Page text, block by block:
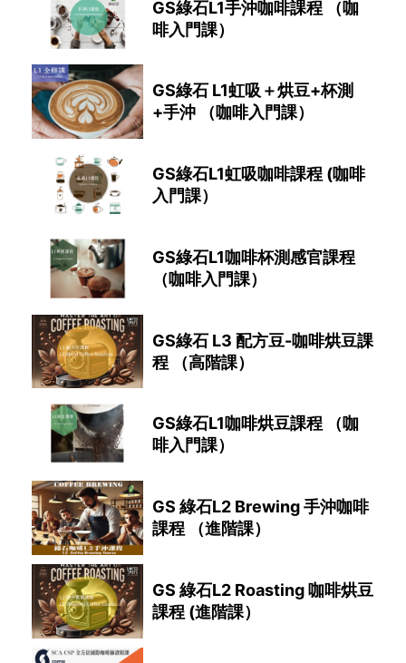
GS綠石L1手沖咖啡課程 （咖
啡入門課）
GS綠石 L1虹吸＋烘豆+杯測
+手沖 （咖啡入門課）
GS綠石L1虹吸咖啡課程 (咖啡
入門課）
GS綠石L1咖啡杯測感官課程
（咖啡入門課）
GS綠石 L3 配方豆-咖啡烘豆課
程 （高階課）
GS綠石L1咖啡烘豆課程 （咖
啡入門課）
GS 綠石L2 Brewing 手沖咖啡
課程 （進階課）
GS 綠石L2 Roasting 咖啡烘豆
課程 (進階課）